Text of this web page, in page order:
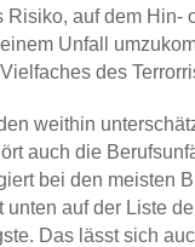
Risiko, auf dem Hin-
Unfall
des
weithin
auch die
bei den meisten
unten auf der Liste
Das lässt sich